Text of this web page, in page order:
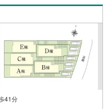
する住宅ローンは優遇金利が
額に大きな変化が生じます。
特色、傾向、トレンドを熟知
のニーズにあった金融機関をご
41分